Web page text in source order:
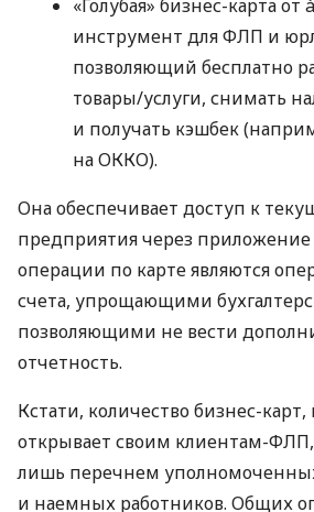
«Голубая» бизнес-карта
инструмент для ФЛП и
позволяющий бесплатно
товары/услуги, снимать
и получать кэшбек
на ОККО).
Она обеспечивает доступ к
предприятия через приложение
операции по карте являются
счета, упрощающими
позволяющими не вести
отчетность.
Кстати, количество бизнес-
открывает своим клиентам-ФЛП,
лишь перечнем
и наемных работников. Общих